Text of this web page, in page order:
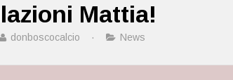
Mattia!
donboscocalcio · News